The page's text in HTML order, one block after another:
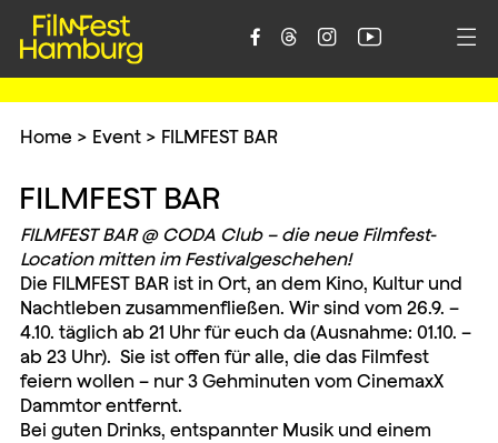
    
Home > Event > FILMFEST BAR
FILMFEST BAR
FILMFEST BAR @ CODA Club – die neue Filmfest-
Location mitten im Festivalgeschehen!
Die FILMFEST BAR ist in Ort, an dem Kino, Kultur und
Nachtleben zusammenfließen. Wir sind vom 26.9. –
4.10. täglich ab 21 Uhr für euch da (Ausnahme: 01.10. –
ab 23 Uhr). Sie ist offen für alle, die das Filmfest
feiern wollen – nur 3 Gehminuten vom CinemaxX
Dammtor entfernt.
Bei guten Drinks, entspannter Musik und einem